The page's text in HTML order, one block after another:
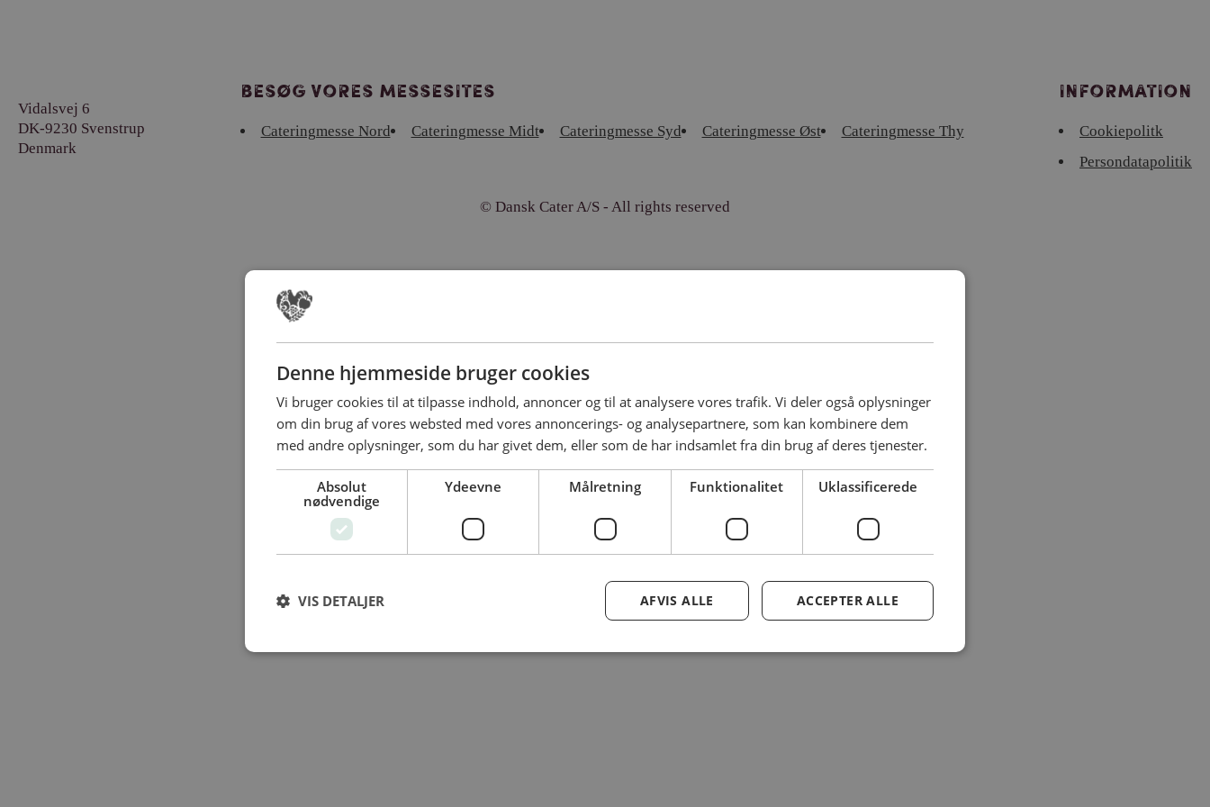
Vidalsvej 6
DK-9230 Svenstrup
Denmark
Besøg vores messesites
Cateringmesse Nord Cateringmesse Midt Cateringmesse Syd Cateringmesse Øst Cateringmesse Thy
Information
Cookiepolitk
Persondatapolitik
© Dansk Cater A/S - All rights reserved
Denne hjemmeside bruger cookies
Vi bruger cookies til at tilpasse indhold, annoncer og til at analysere vores trafik. Vi deler også oplysninger
om din brug af vores websted med vores annoncerings- og analysepartnere, som kan kombinere dem
med andre oplysninger, som du har givet dem, eller som de har indsamlet fra din brug af deres tjenester.
Absolut
nødvendige
Ydeevne Målretning Funktionalitet Uklassificerede
ACCEPTER ALLE
AFVIS ALLE
VIS DETALJER